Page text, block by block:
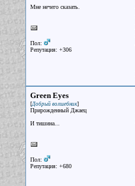
Мне нечего сказать.
Пол:
Репутация: +306
Green Eyes
[Добрый волшебник]
Прирожденный Джаец
И тишина...
Пол:
Репутация: +680